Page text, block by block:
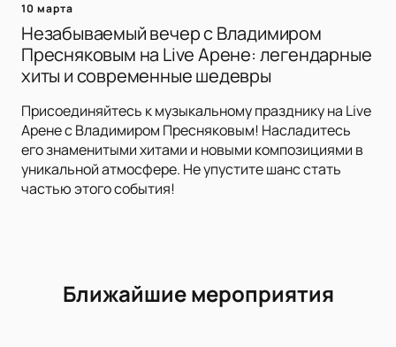
10 марта
Незабываемый вечер с Владимиром
Пресняковым на Live Арене: легендарные
хиты и современные шедевры
Присоединяйтесь к музыкальному празднику на Live
Арене с Владимиром Пресняковым! Насладитесь
его знаменитыми хитами и новыми композициями в
уникальной атмосфере. Не упустите шанс стать
частью этого события!
Ближайшие мероприятия